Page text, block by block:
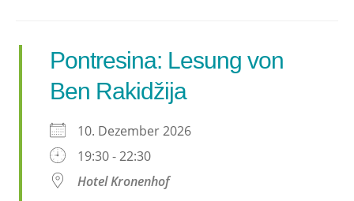
Pontresina: Lesung von
Ben Rakidžija
10. Dezember 2026
19:30 - 22:30
Hotel Kronenhof